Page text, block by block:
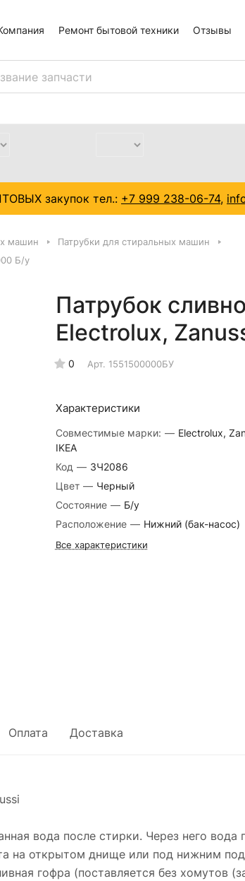
Ремонт бытовой техники Отзывы
закупок тел.: +7 999 238-06-74,
машин
Патрубки для стиральных машин
Б/у
Патрубок
Electrolux,
0 Арт. 1551500000БУ
Характеристики
Совместимые марки: — Electrolux,
IKEA
Код — ЗЧ2086
Цвет — Черный
Состояние — Б/у
Расположение — Нижний (бак-насос)
Все характеристики
Оплата Доставка
вода после стирки. Через него вода
на открытом днище или под нижним
гофра (поставляется без хомутов